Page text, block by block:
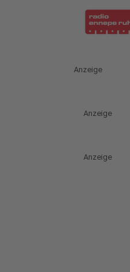
Anzeige
Anzeige
Anzeige